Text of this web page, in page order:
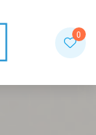
0